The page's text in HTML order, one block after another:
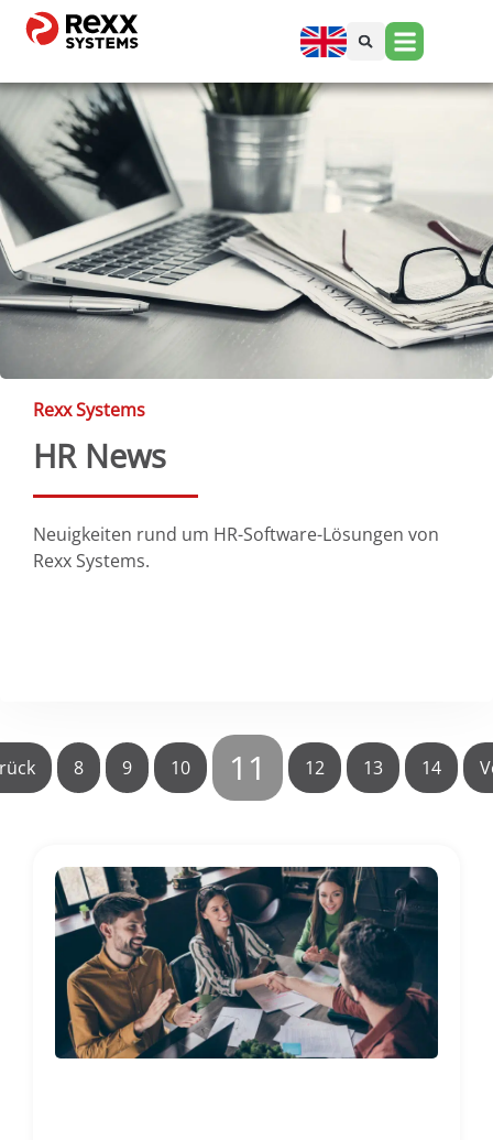
Rexx Systems
HR News
Neuigkeiten rund um HR-Software-Lösungen von
Rexx Systems.
8 9 10 11 12 13 14